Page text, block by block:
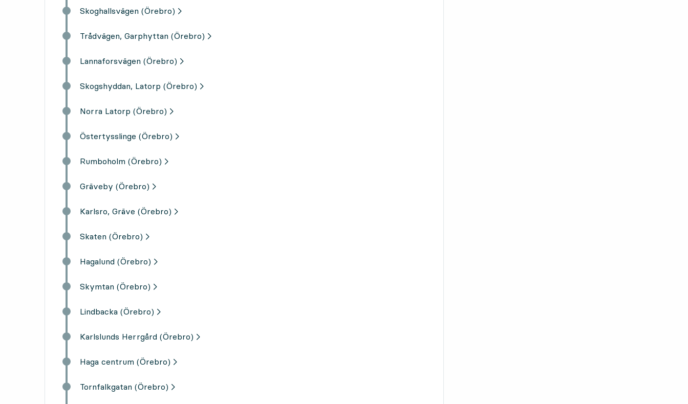
Skoghallsvägen (Örebro)
Trådvägen, Garphyttan (Örebro)
Lannaforsvägen (Örebro)
Skogshyddan, Latorp (Örebro)
Norra Latorp (Örebro)
Östertysslinge (Örebro)
Rumboholm (Örebro)
Gräveby (Örebro)
Karlsro, Gräve (Örebro)
Skaten (Örebro)
Hagalund (Örebro)
Skymtan (Örebro)
Lindbacka (Örebro)
Karlslunds Herrgård (Örebro)
Haga centrum (Örebro)
Tornfalkgatan (Örebro)